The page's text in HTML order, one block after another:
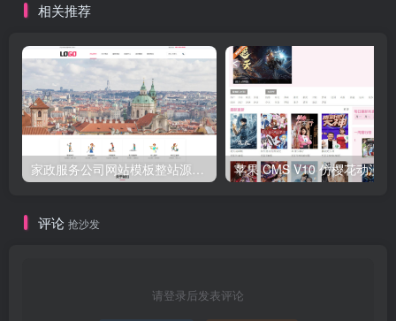
相关推荐
家政服务公司网站模板整站源码 | 粉色风格家政保洁企业官网 PHP 源码带预约功能
评论 抢沙发
请登录后发表评论